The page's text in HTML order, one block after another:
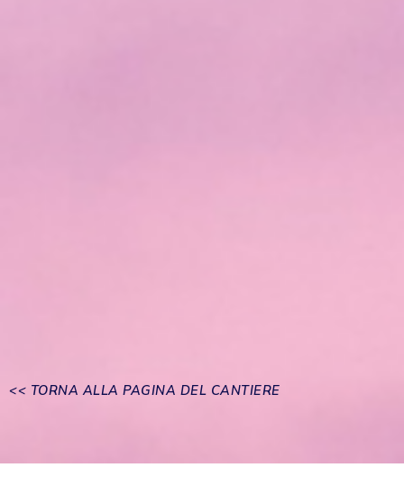
<< TORNA ALLA PAGINA DEL CANTIERE